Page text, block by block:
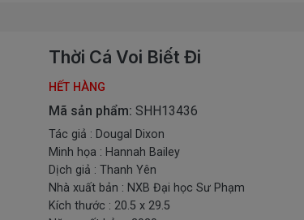
Thời Cá Voi Biết Đi
HẾT HÀNG
Mã sản phẩm: SHH13436
Tác giả : Dougal Dixon
Minh họa : Hannah Bailey
Dịch giả : Thanh Yên
Nhà xuất bản : NXB Đại học Sư Phạm
Kích thước : 20.5 x 29.5